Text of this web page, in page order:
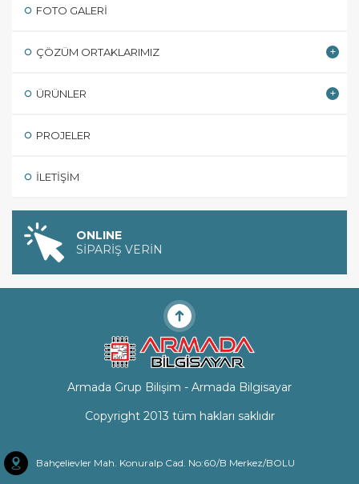
FOTO GALERI
ÇÖZÜM ORTAKLARIMIZ
ÜRÜNLER
PROJELER
İLETIŞIM
ONLINE
SİPARİŞ VERİN
Armada Grup Bilişim - Armada Bilgisayar
Copyright 2013 tüm hakları saklıdır
Bahçelievler Mah. Konuralp Cad. No:60/B Merkez/BOLU